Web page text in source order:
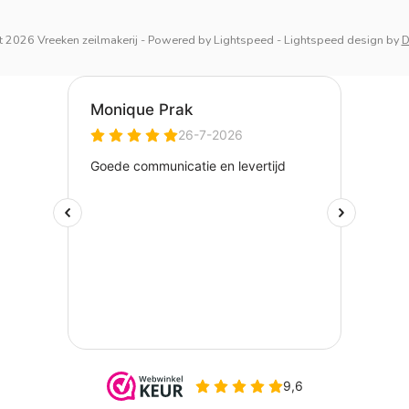
Vreeken zeilmakerij - Powered by Lightspeed - Lightspeed design by